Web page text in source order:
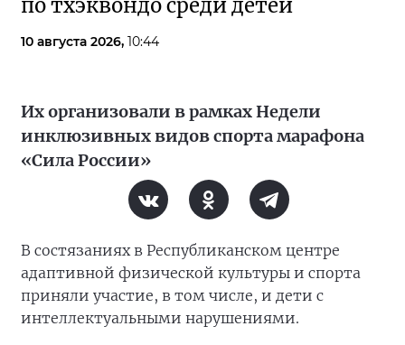
по тхэквондо среди детей
10 августа 2026, 10:44
Их организовали в рамках Недели
инклюзивных видов спорта марафона
«Сила России»
В состязаниях в Республиканском центре
адаптивной физической культуры и спорта
приняли участие, в том числе, и дети с
интеллектуальными нарушениями.